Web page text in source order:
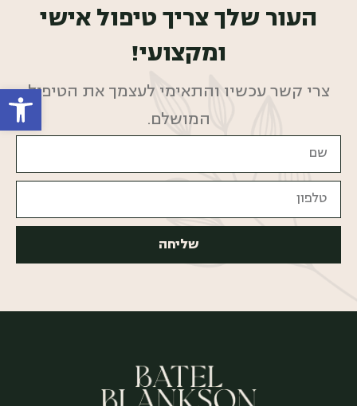
פתח
העור שלך צריך טיפול אישי
ומקצועי!
צרי קשר עכשיו והתאימי לעצמך את הטיפול
המושלם.
שליחה